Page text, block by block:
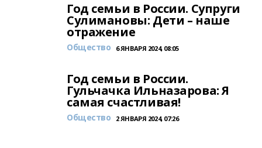
Год семьи в России. Супруги
Сулимановы: Дети – наше
отражение
Общество 6 ЯНВАРЯ 2024, 08:05
Год семьи в России.
Гульчачка Ильназарова: Я
самая счастливая!
Общество 2 ЯНВАРЯ 2024, 07:26